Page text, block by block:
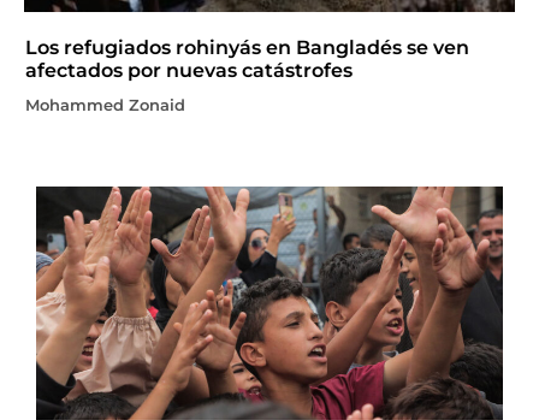
Los refugiados rohinyás en Bangladés se ven
afectados por nuevas catástrofes
Mohammed Zonaid